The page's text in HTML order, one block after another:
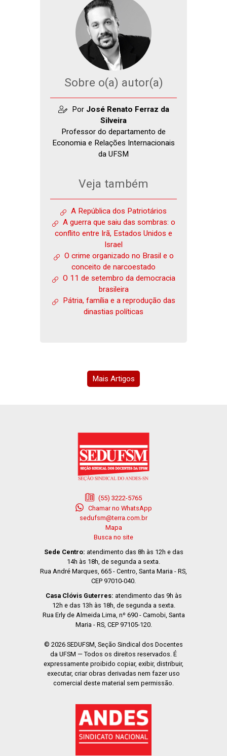
Sobre o(a) autor(a)
Por José Renato Ferraz da
Silveira
Professor do departamento de
Economia e Relações Internacionais
da UFSM
Veja também
A República dos Patriotários
A guerra que saiu das sombras: o
conflito entre Irã, Estados Unidos e
Israel
O crime organizado no Brasil e o
conceito de narcoestado
O 11 de setembro da democracia
brasileira
Pátria, família e a reprodução das
dinastias políticas
Mais Artigos
(55) 3222-5765
Chamar no WhatsApp
sedufsm@terra.com.br
Mapa
Busca no site
Sede Centro: atendimento das 8h às 12h e das
14h às 18h, de segunda a sexta.
Rua André Marques, 665 - Centro, Santa Maria - RS,
CEP 97010-040.
Casa Clóvis Guterres: atendimento das 9h às
12h e das 13h às 18h, de segunda a sexta.
Rua Erly de Almeida Lima, nº 690 - Camobi, Santa
Maria - RS, CEP 97105-120.
© 2026 SEDUFSM, Seção Sindical dos Docentes
da UFSM — Todos os direitos reservados. É
expressamente proibido copiar, exibir, distribuir,
executar, criar obras derivadas nem fazer uso
comercial deste material sem permissão.